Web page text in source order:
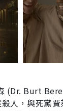
(Dr. Burt
人，與死黨